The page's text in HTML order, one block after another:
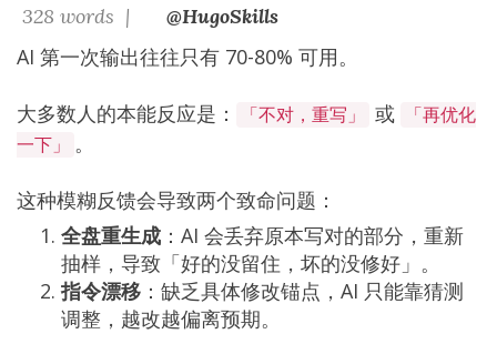
328 words |
@HugoSkills
AI 第一次输出往往只有 70-80% 可用。
大多数人的本能反应是： 「不对，重写」 或
「再优化
一下」
。
这种模糊反馈会导致两个致命问题：
全盘重生成 ：AI 会丢弃原本写对的部分，重新
抽样，导致「好的没留住，坏的没修好」。
指令漂移 ：缺乏具体修改锚点，AI 只能靠猜测
调整，越改越偏离预期。